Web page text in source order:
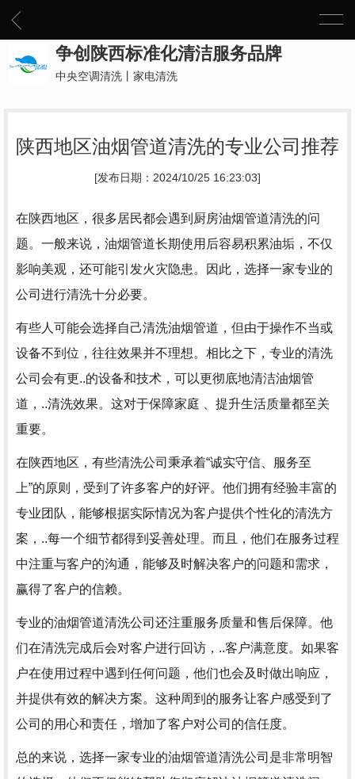
争创陕西标准化清洁服务品牌
中央空调清洗丨家电清洗
陕西地区油烟管道清洗的专业公司推荐
[发布日期：2024/10/25 16:23:03]
在陕西地区，很多居民都会遇到厨房油烟管道清洗的问
题。一般来说，油烟管道长期使用后容易积累油垢，不仅
影响美观，还可能引发火灾隐患。因此，选择一家专业的
公司进行清洗十分必要。
有些人可能会选择自己清洗油烟管道，但由于操作不当或
设备不到位，往往效果并不理想。相比之下，专业的清洗
公司会有更..的设备和技术，可以更彻底地清洁油烟管
道，..清洗效果。这对于保障家庭 、提升生活质量都至关
重要。
在陕西地区，有些清洗公司秉承着“诚实守信、服务至
上”的原则，受到了许多客户的好评。他们拥有经验丰富的
专业团队，能够根据实际情况为客户提供个性化的清洗方
案，..每一个细节都得到妥善处理。而且，他们在服务过程
中注重与客户的沟通，能够及时解决客户的问题和需求，
赢得了客户的信赖。
专业的油烟管道清洗公司还注重服务质量和售后保障。他
们在清洗完成后会对客户进行回访，..客户满意度。如果客
户在使用过程中遇到任何问题，他们也会及时做出响应，
并提供有效的解决方案。这种周到的服务让客户感受到了
公司的用心和责任，增加了客户对公司的信任度。
总的来说，选择一家专业的油烟管道清洗公司是非常明智